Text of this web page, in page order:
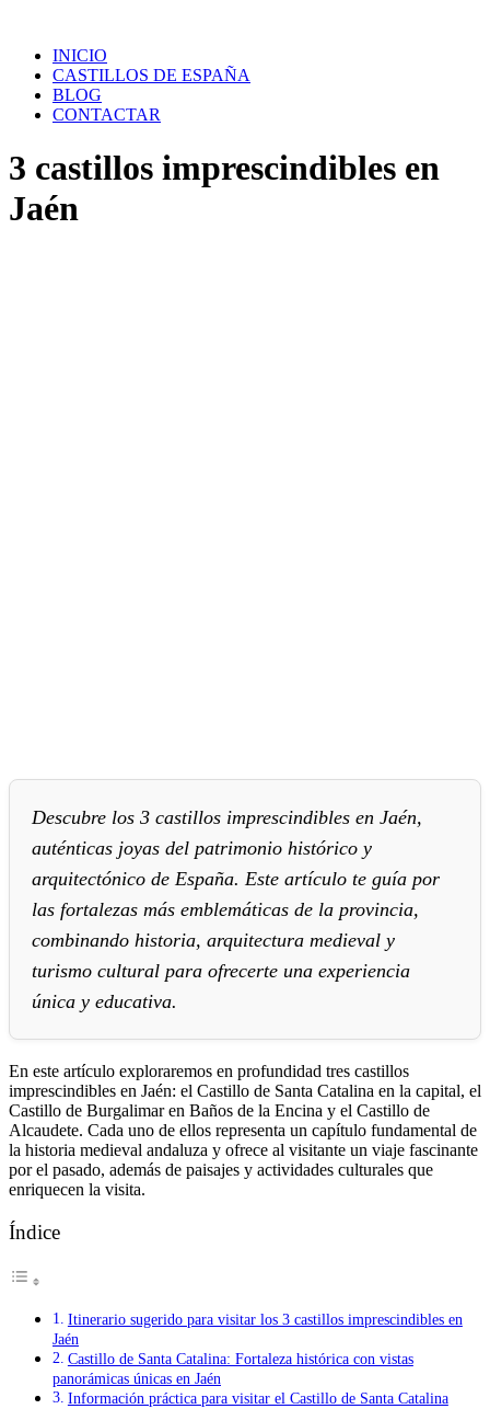
contenidoINICIO
CASTILLOS DE ESPAÑA
BLOG
CONTACTAR
3 castillos imprescindibles en
Jaén
Descubre los 3 castillos imprescindibles en Jaén,
auténticas joyas del patrimonio histórico y
arquitectónico de España. Este artículo te guía por
las fortalezas más emblemáticas de la provincia,
combinando historia, arquitectura medieval y
turismo cultural para ofrecerte una experiencia
única y educativa.
En este artículo exploraremos en profundidad tres castillos
imprescindibles en Jaén: el Castillo de Santa Catalina en la capital, el
Castillo de Burgalimar en Baños de la Encina y el Castillo de
Alcaudete. Cada uno de ellos representa un capítulo fundamental de
la historia medieval andaluza y ofrece al visitante un viaje fascinante
por el pasado, además de paisajes y actividades culturales que
enriquecen la visita.
Índice
Itinerario sugerido para visitar los 3 castillos imprescindibles en
Jaén
Castillo de Santa Catalina: Fortaleza histórica con vistas
panorámicas únicas en Jaén
Información práctica para visitar el Castillo de Santa Catalina